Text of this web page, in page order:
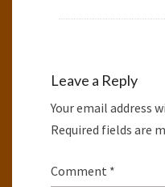
Leave a Reply
Your email address
Required fields are
Comment *